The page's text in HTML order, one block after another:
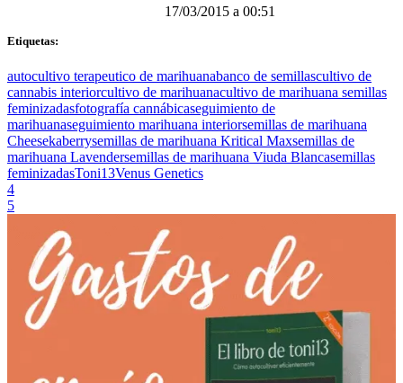
17/03/2015 a 00:51
Etiquetas:
autocultivo terapeutico de marihuanabanco de semillascultivo de
cannabis interiorcultivo de marihuanacultivo de marihuana semillas
feminizadasfotografía cannábicaseguimiento de
marihuanaseguimiento marihuana interiorsemillas de marihuana
Cheesekaberrysemillas de marihuana Kritical Maxsemillas de
marihuana Lavendersemillas de marihuana Viuda Blancasemillas
feminizadasToni13Venus Genetics